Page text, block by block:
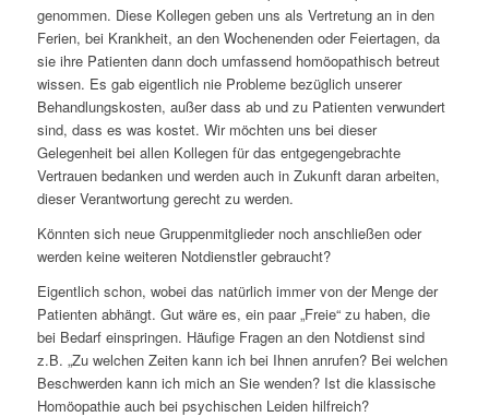
genommen. Diese Kollegen geben uns als Vertretung an in den
Ferien, bei Krankheit, an den Wochenenden oder Feiertagen, da
sie ihre Patienten dann doch umfassend homöopathisch betreut
wissen. Es gab eigentlich nie Probleme bezüglich unserer
Behandlungskosten, außer dass ab und zu Patienten verwundert
sind, dass es was kostet. Wir möchten uns bei dieser
Gelegenheit bei allen Kollegen für das entgegengebrachte
Vertrauen bedanken und werden auch in Zukunft daran arbeiten,
dieser Verantwortung gerecht zu werden.
Könnten sich neue Gruppenmitglieder noch anschließen oder
werden keine weiteren Notdienstler gebraucht?
Eigentlich schon, wobei das natürlich immer von der Menge der
Patienten abhängt. Gut wäre es, ein paar „Freie“ zu haben, die
bei Bedarf einspringen. Häufige Fragen an den Notdienst sind
z.B. „Zu welchen Zeiten kann ich bei Ihnen anrufen? Bei welchen
Beschwerden kann ich mich an Sie wenden? Ist die klassische
Homöopathie auch bei psychischen Leiden hilfreich?